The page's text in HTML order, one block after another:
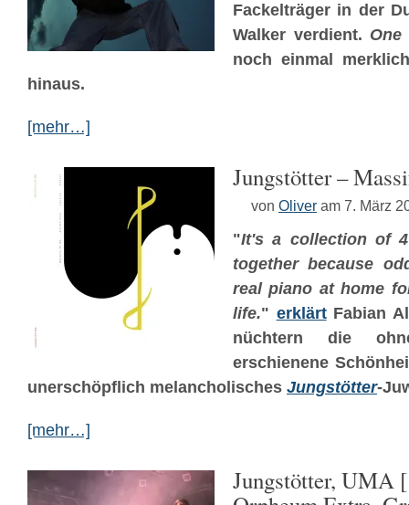
Fackelträger in der
Walker verdient. One
noch einmal
hinaus.
[mehr…]
Jungstötter –
von Oliver am 7. März
"It's a collection of
together because
real piano at home
life." erklärtFabian
nüchtern die
erschienene
unerschöpflich melancholisches Jungstötter-
[mehr…]
Jungstötter, UMA